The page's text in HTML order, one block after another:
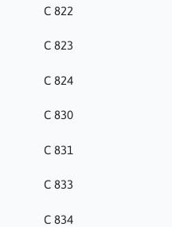
C 822
C 823
C 824
C 830
C 831
C 833
C 834